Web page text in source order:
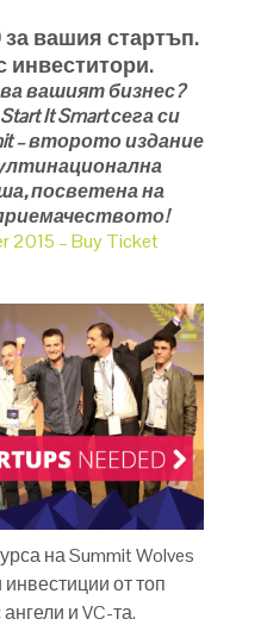
вашия стартъп.
инвеститори.
вашият бизнес?
It Smart сега си
– второто издание
посветена на
2015 – Buy Ticket
на Summit Wolves
от топ
и VC-та.